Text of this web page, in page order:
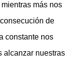
más nos
de
constante nos
alcanzar nuestras